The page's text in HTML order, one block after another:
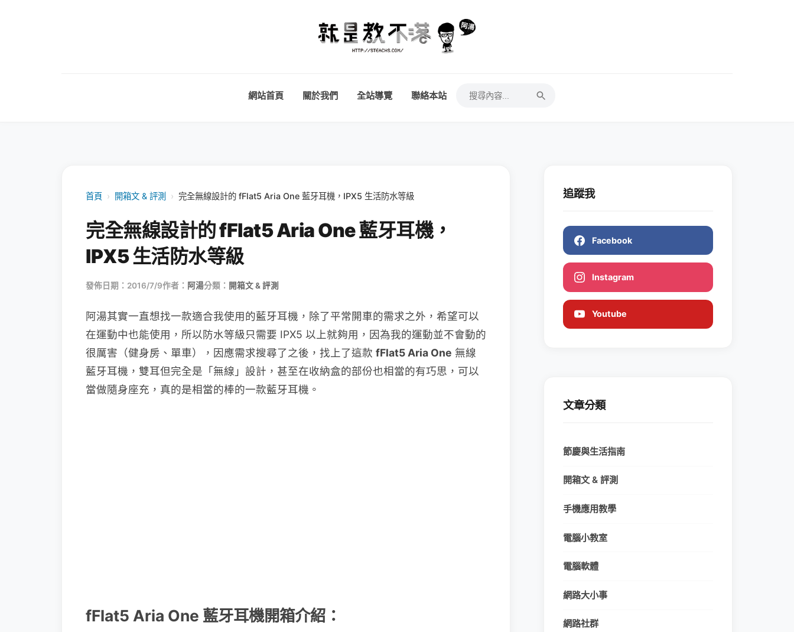
網站首頁 關於我們 全站導覽 聯絡本站
首頁 › 開箱文 & 評測 › 完全無線設計的 fFlat5 Aria One 藍牙耳機，IPX5 生活防水等級
完全無線設計的 fFlat5 Aria One 藍牙耳機，
IPX5 生活防水等級
發佈日期：2016/7/9作者： 阿湯分類： 開箱文 & 評測
阿湯其實一直想找一款適合我使用的藍牙耳機，除了平常開車的需求之外，希望可以
在運動中也能使用，所以防水等級只需要 IPX5 以上就夠用，因為我的運動並不會動的
很厲害（健身房、單車），因應需求搜尋了之後，找上了這款 fFlat5 Aria One 無線
藍牙耳機，雙耳但完全是「無線」設計，甚至在收納盒的部份也相當的有巧思，可以
當做隨身座充，真的是相當的棒的一款藍牙耳機。
fFlat5 Aria One 藍牙耳機開箱介紹：
追蹤我
Facebook
Instagram
Youtube
文章分類
節慶與生活指南
開箱文 & 評測
手機應用教學
電腦小教室
電腦軟體
網路大小事
網路社群